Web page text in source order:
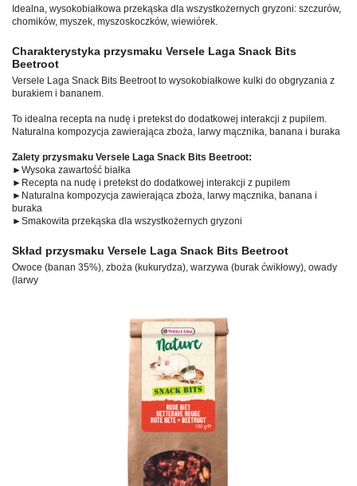
Idealna, wysokobiałkowa przekąska dla wszystkożernych gryzoni: szczurów,
chomików, myszek, myszoskoczków, wiewiórek.
Charakterystyka przysmaku Versele Laga Snack Bits
Beetroot
Versele Laga Snack Bits Beetroot to wysokobiałkowe kulki do obgryzania z
burakiem i bananem.
To idealna recepta na nudę i pretekst do dodatkowej interakcji z pupilem.
Naturalna kompozycja zawierająca zboża, larwy mącznika, banana i buraka
Zalety przysmaku Versele Laga Snack Bits Beetroot:
►Wysoka zawartość białka
►Recepta na nudę i pretekst do dodatkowej interakcji z pupilem
►Naturalna kompozycja zawierająca zboża, larwy mącznika, banana i
buraka
►Smakowita przekąska dla wszystkożernych gryzoni
Skład przysmaku Versele Laga Snack Bits Beetroot
Owoce (banan 35%), zboża (kukurydza), warzywa (burak ćwikłowy), owady
(larwy